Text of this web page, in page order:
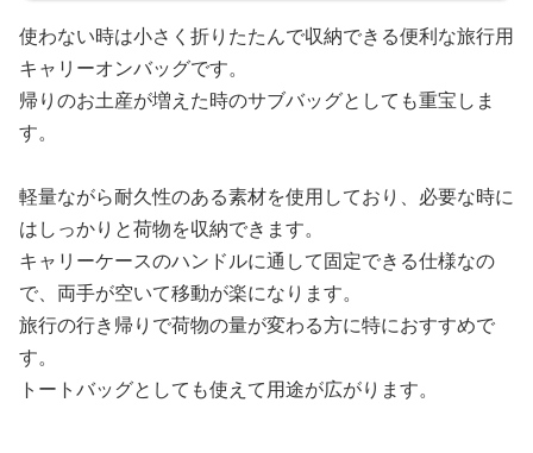
使わない時は小さく折りたたんで収納できる便利な旅行用
キャリーオンバッグです。
帰りのお土産が増えた時のサブバッグとしても重宝しま
す。
軽量ながら耐久性のある素材を使用しており、必要な時に
はしっかりと荷物を収納できます。
キャリーケースのハンドルに通して固定できる仕様なの
で、両手が空いて移動が楽になります。
旅行の行き帰りで荷物の量が変わる方に特におすすめで
す。
トートバッグとしても使えて用途が広がります。